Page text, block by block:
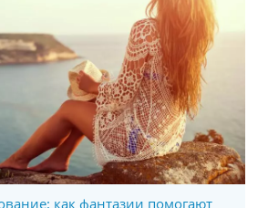
как фантазии помогают